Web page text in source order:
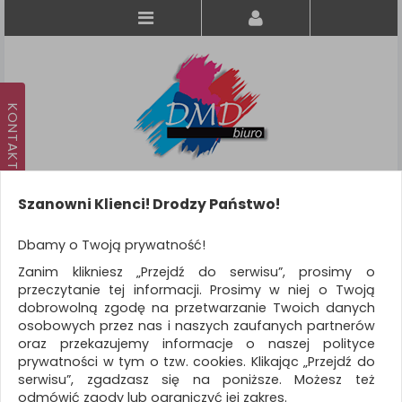
KATEGORIE
WSZYSTKIE KATEGORIE
FILTRY
Więcej
Szanowni Klienci! Drodzy Państwo!
Dbamy o Twoją prywatność!
Zanim klikniesz „Przejdź do serwisu”, prosimy o
przeczytanie tej informacji. Prosimy w niej o Twoją
dobrowolną zgodę na przetwarzanie Twoich danych
osobowych przez nas i naszych zaufanych partnerów
oraz przekazujemy informacje o naszej polityce
prywatności w tym o tzw. cookies. Klikając „Przejdź do
serwisu”, zgadzasz się na poniższe. Możesz też
odmówić zgody lub ograniczyć jej zakres.